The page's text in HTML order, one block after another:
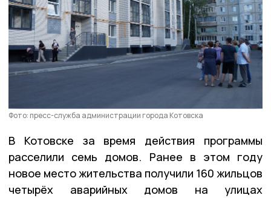
Фото: пресс-служба администрации города Котовска
В Котовске за время действия программы
расселили семь домов. Ранее в этом году
новое место жительства получили 160 жильцов
четырёх аварийных домов на улицах